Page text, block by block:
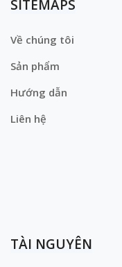
SITEMAPS
Về chúng tôi
Sản phẩm
Hướng dẫn
Liên hệ
TÀI NGUYÊN